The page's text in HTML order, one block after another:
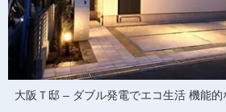
大阪Ｔ邸 – ダブル発電でエコ生活 機能